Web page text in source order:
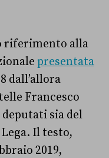
riferimento alla
presentata
dall’allora
Francesco
sia del
Il testo,
2019,